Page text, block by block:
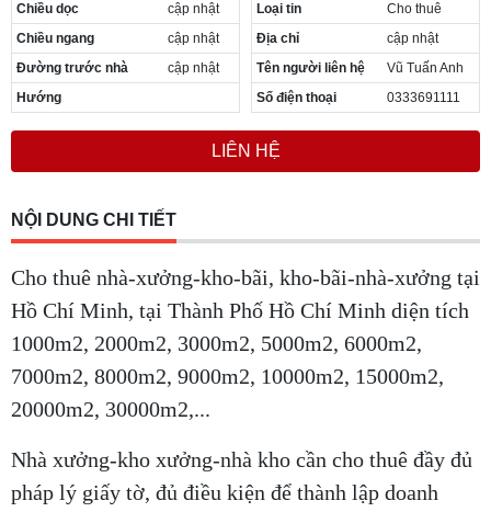
Chiều dọc
cập nhật
Chiều ngang
cập nhật
Đường trước nhà
cập nhật
Hướng
Loại tin
Cho thuê
Địa chỉ
cập nhật
Tên người liên hệ
Vũ Tuấn Anh
Số điện thoại
0333691111
LIÊN HỆ
NỘI DUNG CHI TIẾT
Cho thuê nhà-xưởng-kho-bãi, kho-bãi-nhà-xưởng tại
Hồ Chí Minh, tại Thành Phố Hồ Chí Minh diện tích
1000m2, 2000m2, 3000m2, 5000m2, 6000m2,
7000m2, 8000m2, 9000m2, 10000m2, 15000m2,
20000m2, 30000m2,...
Nhà xưởng-kho xưởng-nhà kho cần cho thuê đầy đủ
pháp lý giấy tờ, đủ điều kiện để thành lập doanh